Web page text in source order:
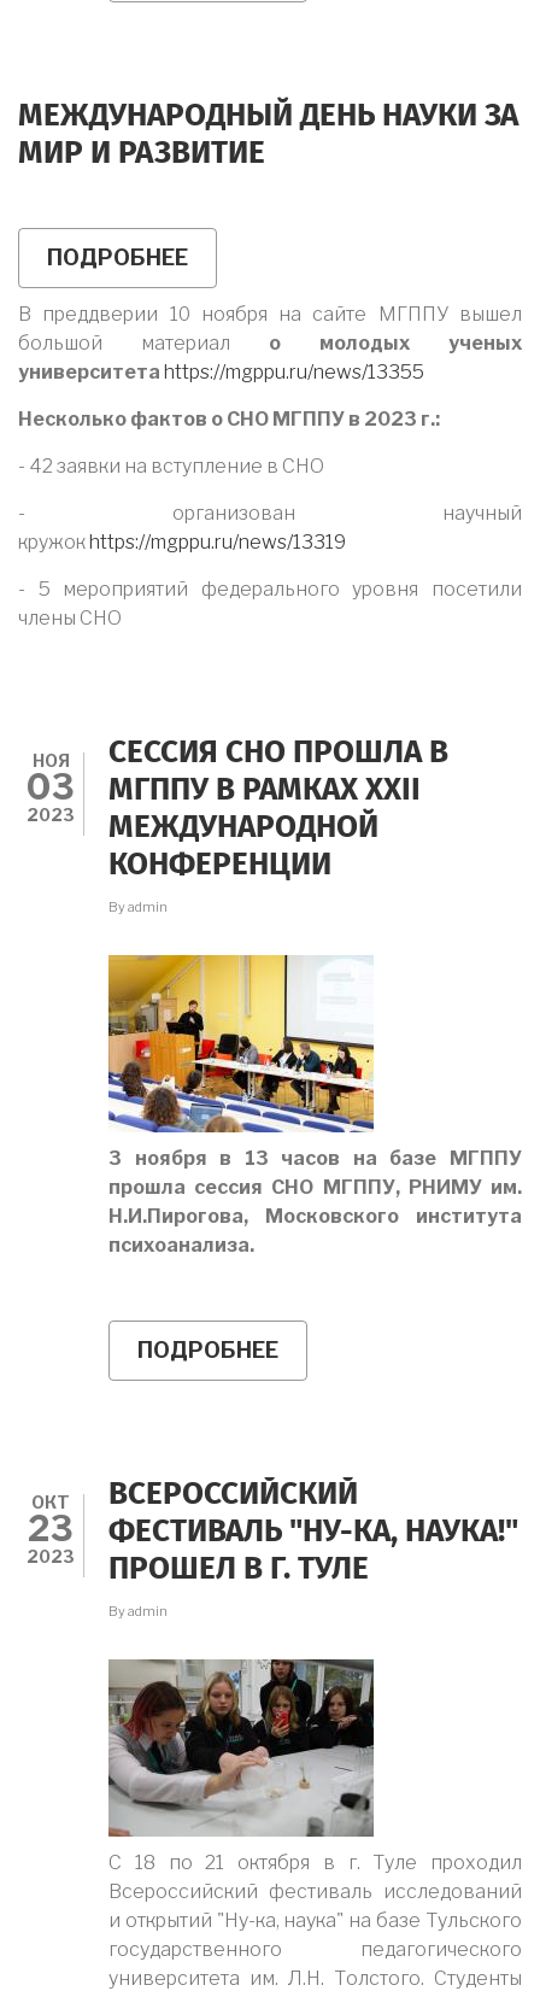
МОСКОВСКОМ
ПОЛИТЕХЕ
МЕЖДУНАРОДНЫЙ ДЕНЬ НАУКИ ЗА
МИР И РАЗВИТИЕ
ПОДРОБНЕЕ
МЕЖДУНАРОДНЫЙ
ДЕНЬ
НАУКИ
ЗА
МИР
И
РАЗВИТИЕ
В преддверии 10 ноября на сайте МГППУ вышел
большой материал о молодых ученых
университета https://mgppu.ru/news/13355
Несколько фактов о СНО МГППУ в 2023 г.:
- 42 заявки на вступление в СНО
- организован научный
кружокhttps://mgppu.ru/news/13319
- 5 мероприятий федерального уровня посетили
члены СНО
НОЯ
03
2023
СЕССИЯ СНО ПРОШЛА В
МГППУ В РАМКАХ XXII
МЕЖДУНАРОДНОЙ
КОНФЕРЕНЦИИ
Byadmin
3 ноября в 13 часов на базе МГППУ
прошла сессия СНО МГППУ, РНИМУ им.
Н.И.Пирогова, Московского института
психоанализа.
ПОДРОБНЕЕ
СЕССИЯ
В
РАМКАХ
XXII
МЕЖДУНАРОДНОЙ
КОНФЕРЕНЦИИ
ОКТ
23
2023
ВСЕРОССИЙСКИЙ
ФЕСТИВАЛЬ "НУ-КА, НАУКА!"
ПРОШЕЛ В Г. ТУЛЕ
Byadmin
С 18 по 21 октября в г. Туле проходил
Всероссийский фестиваль исследований
и открытий "Ну-ка, наука" на базе Тульского
государственного педагогического
университета им. Л.Н. Толстого. Студенты